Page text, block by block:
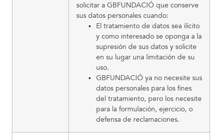
solicitar a GBFUNDACIÓ que conserve
sus datos personales cuando:
El tratamiento de datos sea ilícito
y como interesado se oponga a la
supresión de sus datos y solicite
en su lugar una limitación de su
uso.
GBFUNDACIÓ ya no necesite sus
datos personales para los fines
del tratamiento, pero los necesite
para la formulación, ejercicio, o
defensa de reclamaciones.